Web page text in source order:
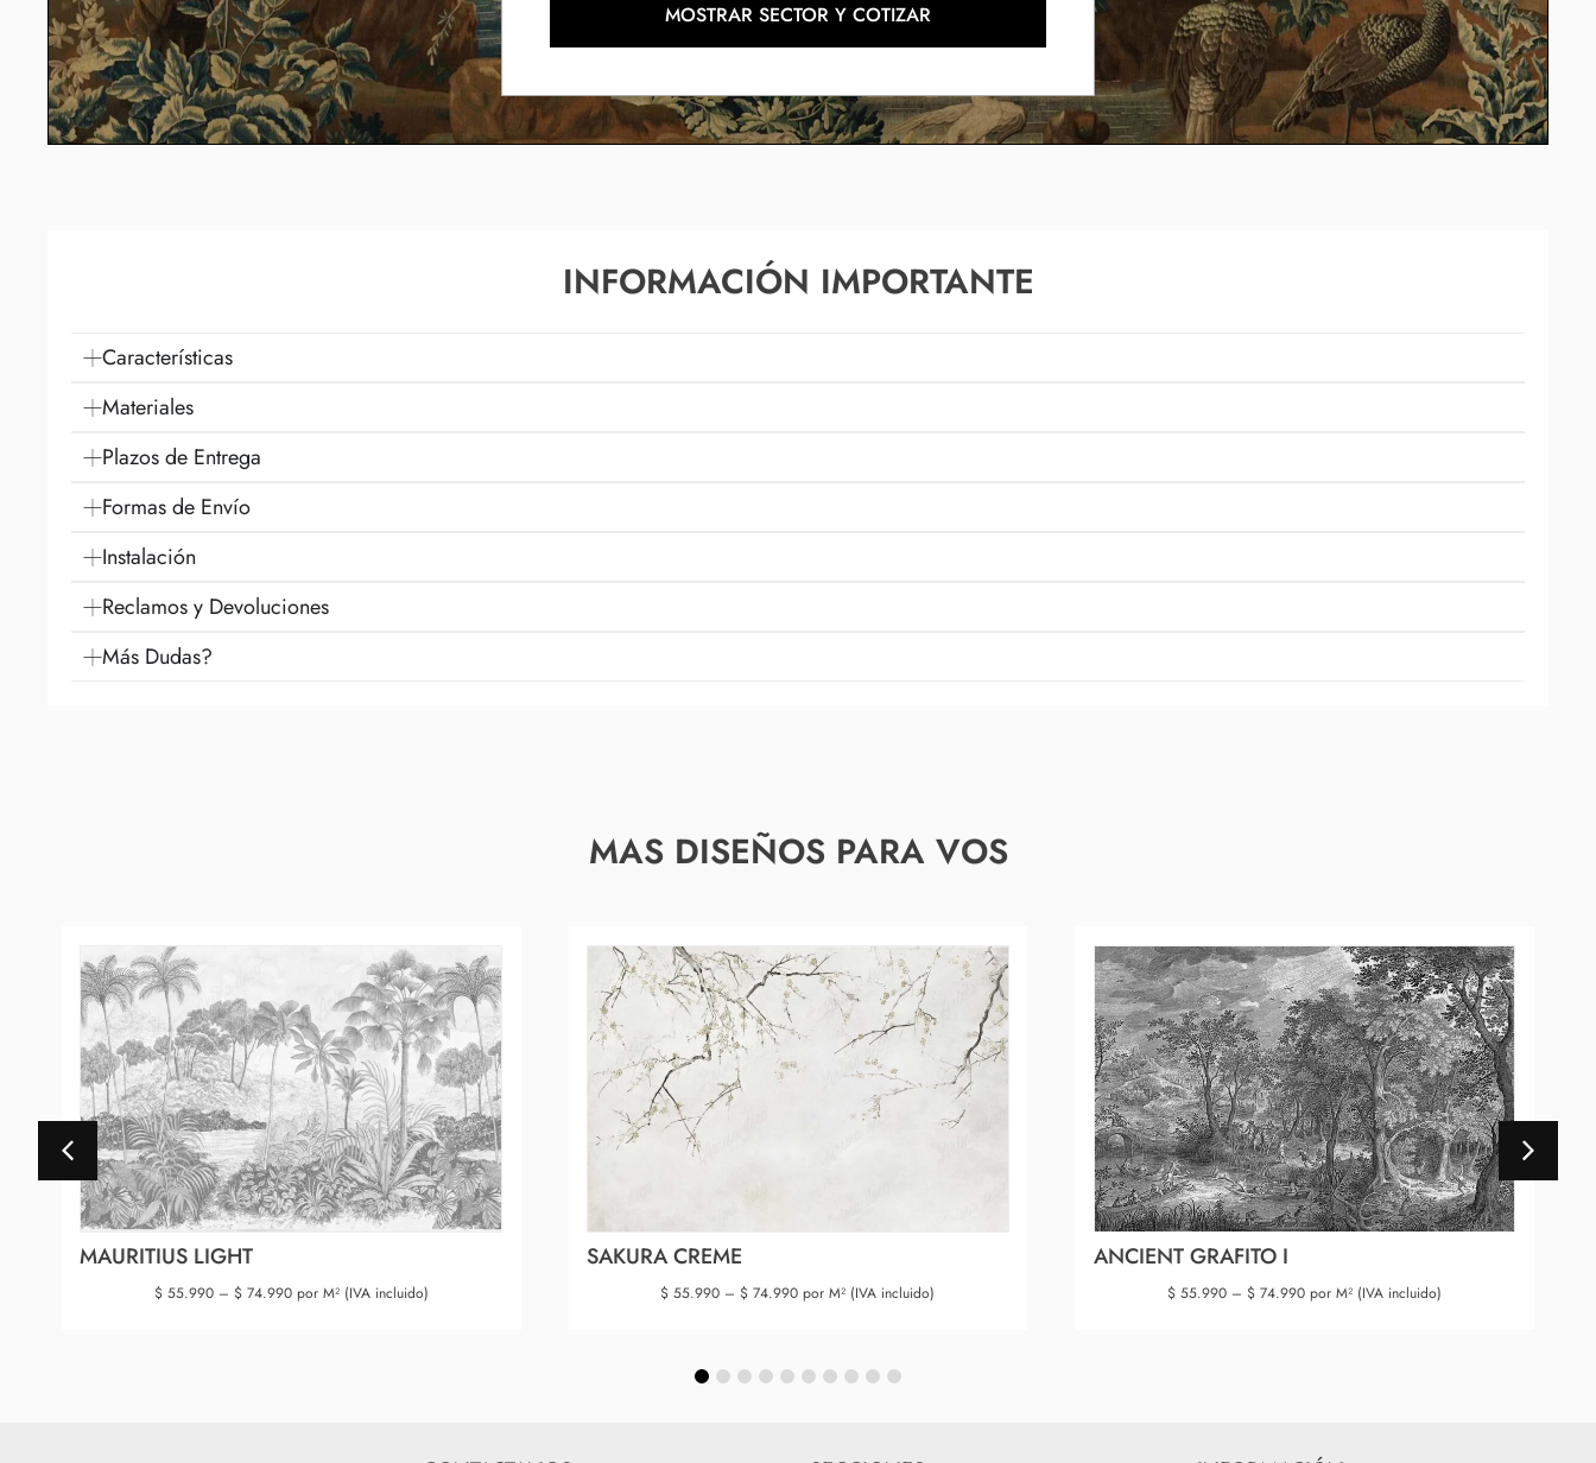
MOSTRAR SECTOR Y COTIZAR
INFORMACIÓN IMPORTANTE
Características
Materiales
Plazos de Entrega
Formas de Envío
Instalación
Reclamos y Devoluciones
Más Dudas?
MAS DISEÑOS PARA VOS
MAURITIUS LIGHT
$55.990 – $74.990por M² (IVA incluido)
SAKURA CREME
$ 55.990 – $ 74.990 por M² (IVA incluido)
ANCIENT GRAFITO I
$ 55.990 – $ 74.990 por M² (IVA incluido)